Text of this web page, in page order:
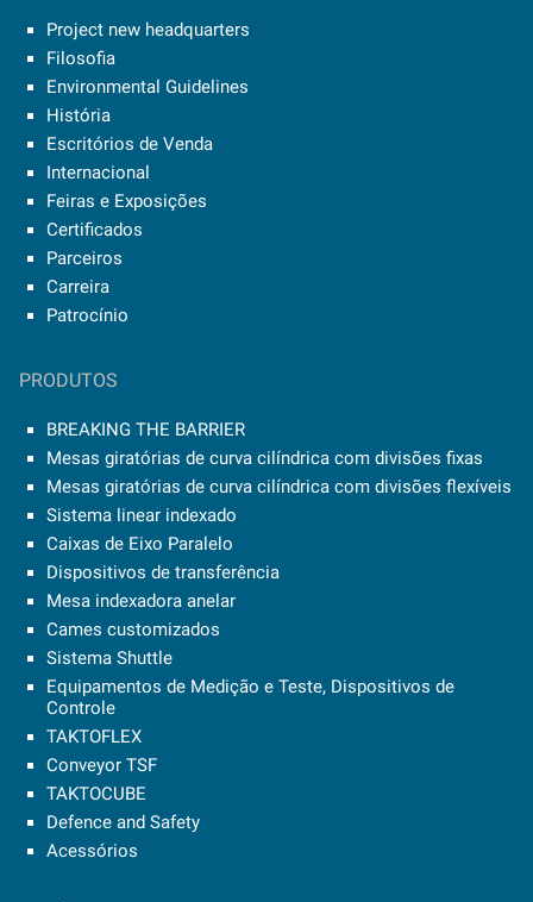
Project new headquarters
Filosofia
Environmental Guidelines
História
Escritórios de Venda
Internacional
Feiras e Exposições
Certificados
Parceiros
Carreira
Patrocínio
PRODUTOS
BREAKING THE BARRIER
Mesas giratórias de curva cilíndrica com divisões fixas
Mesas giratórias de curva cilíndrica com divisões flexíveis
Sistema linear indexado
Caixas de Eixo Paralelo
Dispositivos de transferência
Mesa indexadora anelar
Cames customizados
Sistema Shuttle
Equipamentos de Medição e Teste, Dispositivos de
Controle
TAKTOFLEX
Conveyor TSF
TAKTOCUBE
Defence and Safety
Acessórios